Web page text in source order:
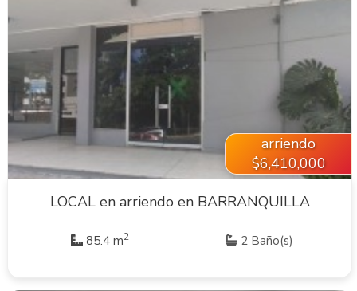
VER INMUEBLE
arriendo
$6,410,000
LOCAL en arriendo en BARRANQUILLA
85.4 m2 2 Baño(s)